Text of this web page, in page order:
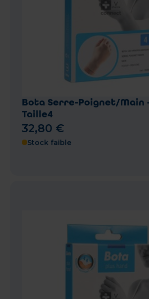
Bota Serre-Poignet/Main
Taille4
32,80 €
Stock faible